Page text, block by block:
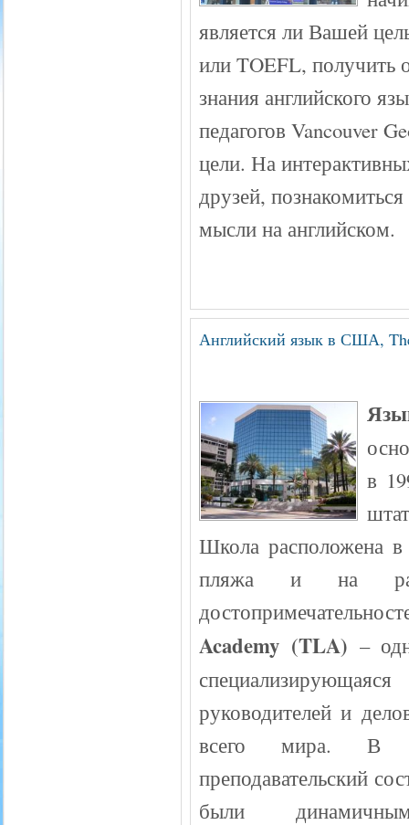
является ли Вашей
или TOEFL, получить
знания английского
педагогов Vancouver
цели. На
друзей,
мысли на английском.
Английский язык в США,
в
Школа расположена в
пляжа и на
Academy (TLA) –
руководителей и
всего мира. В
преподавательский
были